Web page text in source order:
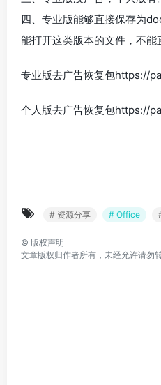
四、专业版能够直接保存为
能打开这类版本的文件，不能
专业版去广告恢复包https://
个人版去广告恢复包https://
# 资源分享 # Office
© 版权声明
文章版权归作者所有，未经允许请勿转